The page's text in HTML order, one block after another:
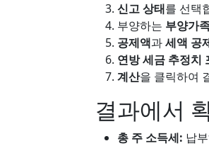
신고 상태를 선택
부양하는 부양가
공제액과세액 공
연방 세금 추정치
계산을 클릭하여
결과에서
총 주 소득세: 납